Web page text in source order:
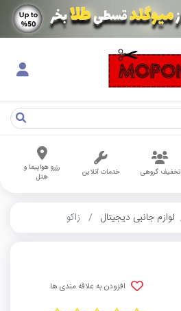
تخفیف گروهی خدمات آنلاین
رزرو هواپیما و
هتل
لوازم جانبی دیجیتال زاکو
افزودن به علاقه مندی ها